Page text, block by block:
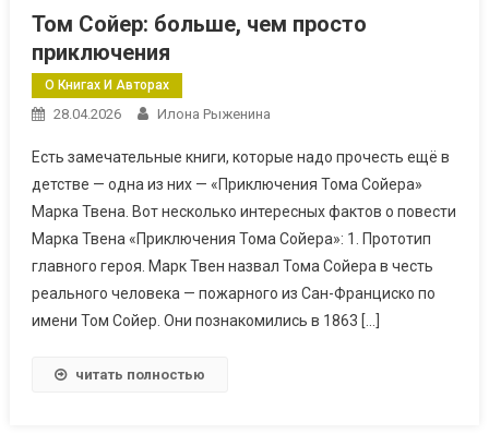
Том Сойер: больше, чем просто
приключения
О Книгах И Авторах
28.04.2026 Илона Рыженина
Есть замечательные книги, которые надо прочесть ещё в
детстве — одна из них — «Приключения Тома Сойера»
Марка Твена. Вот несколько интересных фактов о повести
Марка Твена «Приключения Тома Сойера»: 1. Прототип
главного героя. Марк Твен назвал Тома Сойера в честь
реального человека — пожарного из Сан-Франциско по
имени Том Сойер. Они познакомились в 1863 […]
читать полностью